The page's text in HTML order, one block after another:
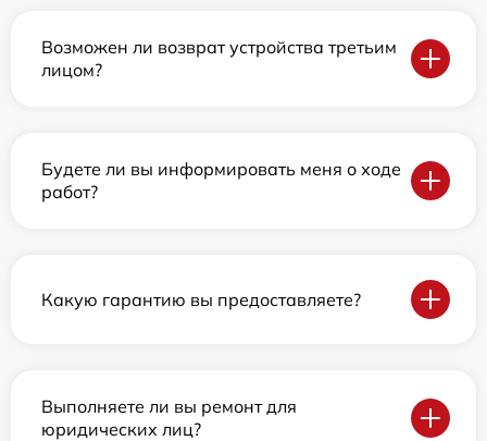
Возможен ли возврат устройства третьим
лицом?
Будете ли вы информировать меня о ходе
работ?
Какую гарантию вы предоставляете?
Выполняете ли вы ремонт для
юридических лиц?